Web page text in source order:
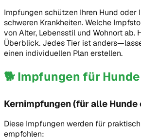
Impfungen schützen Ihren Hund oder
schweren Krankheiten. Welche
von Alter, Lebensstil und Wohnort ab.
Überblick. Jedes Tier ist
einen individuellen Plan erstellen.
🐕Impfungen für Hunde
Kernimpfungen (für alle
Diese Impfungen werden für
empfohlen: